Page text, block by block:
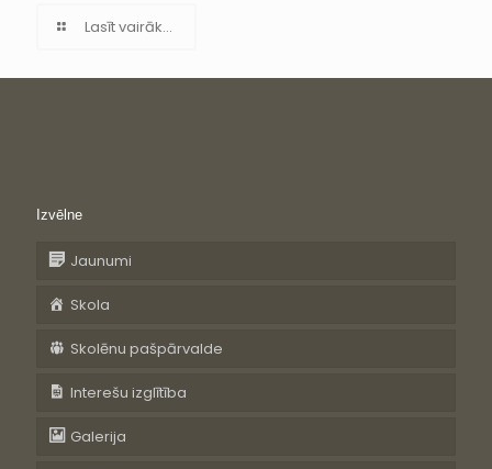
Lasīt vairāk...
Izvēlne
Jaunumi
Skola
Skolēnu pašpārvalde
Interešu izglītība
Galerija